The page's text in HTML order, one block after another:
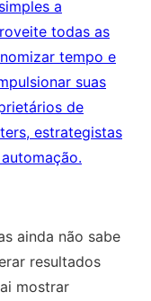
a
todas as
tempo e
suas
de
estrategistas
ainda não sabe
resultados
mostrar